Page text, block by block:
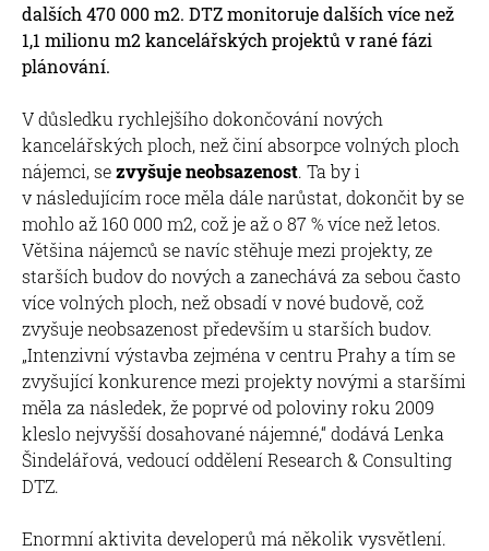
dalších 470 000 m2. DTZ monitoruje dalších více než
1,1 milionu m2 kancelářských projektů v rané fázi
plánování.
V důsledku rychlejšího dokončování nových
kancelářských ploch, než činí absorpce volných ploch
nájemci, sezvyšuje neobsazenost. Ta by i
v následujícím roce měla dále narůstat, dokončit by se
mohlo až 160 000 m2, což je až o 87 % více než letos.
Většina nájemců se navíc stěhuje mezi projekty, ze
starších budov do nových a zanechává za sebou často
více volných ploch, než obsadí v nové budově, což
zvyšuje neobsazenost především u starších budov.
„Intenzivní výstavba zejména v centru Prahy a tím se
zvyšující konkurence mezi projekty novými a staršími
měla za následek, že poprvé od poloviny roku 2009
kleslo nejvyšší dosahované nájemné,“ dodává Lenka
Šindelářová, vedoucí oddělení Research & Consulting
DTZ.
Enormní aktivita developerů má několik vysvětlení.